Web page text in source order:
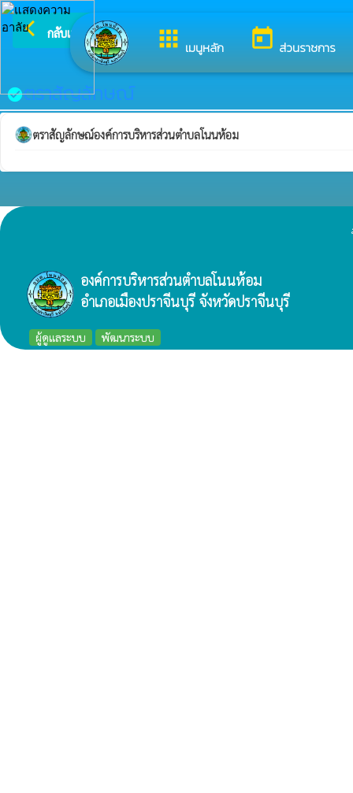
apps เมนูหลัก today ส่วนราชการ
arrow_back_ios กลับเมนูหลัก
check_circleตราสัญลักษณ์
ตราสัญลักษณ์องค์การบริหารส่วนตำบลโนนห้อม
องค์การบริหารส่วนตำบลโนนห้อม
อำเภอเมืองปราจีนบุรี จังหวัดปราจีนบุรี
ผู้ดูแลระบบ พัฒนาระบบ